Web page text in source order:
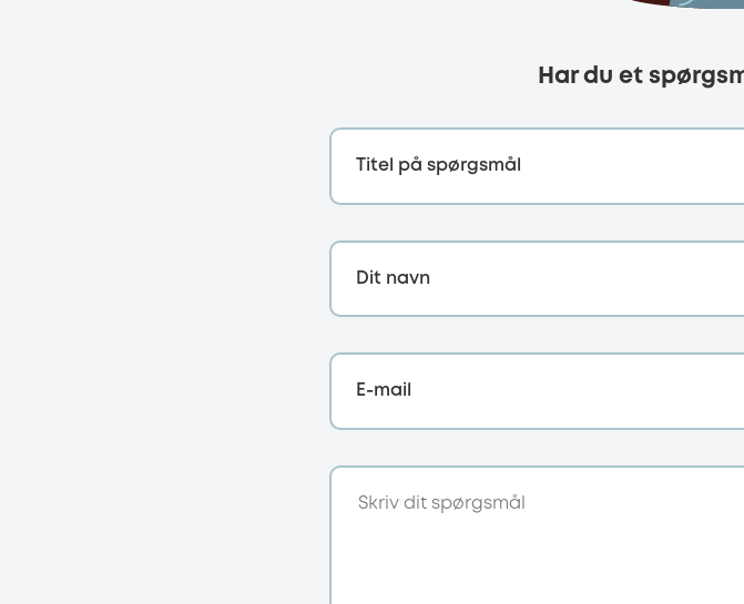
Har du et
Titel på spørgsmål
Dit navn
E-mail